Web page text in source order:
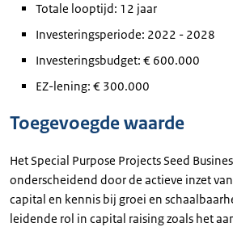
Totale looptijd: 12 jaar
Investeringsperiode: 2022 - 2028
Investeringsbudget: € 600.000
EZ-lening: € 300.000
Toegevoegde waarde
Het Special Purpose Projects Seed
onderscheidend door de actieve inzet
capital en kennis bij groei en
leidende rol in capital raising zoals het